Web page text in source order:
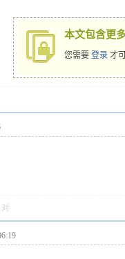
本文包含更
您需要 登录 才